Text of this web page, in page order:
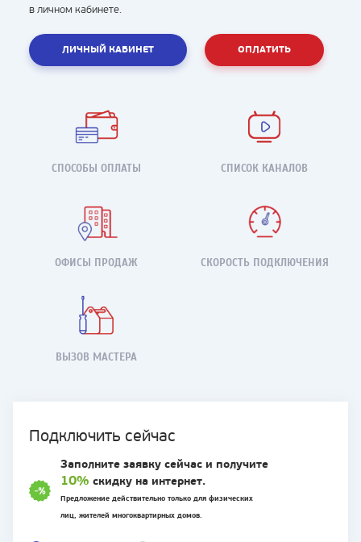
в личном кабинете.
ЛИЧНЫЙ КАБИНЕТ ОПЛАТИТЬ
СПОСОБЫ ОПЛАТЫ СПИСОК КАНАЛОВ
ОФИСЫ ПРОДАЖ СКОРОСТЬ ПОДКЛЮЧЕНИЯ
ВЫЗОВ МАСТЕРА
Подключить сейчас
Заполните заявку сейчас и получите
10% скидку на интернет.
Предложение действительно только для физических
лиц, жителей многоквартирных домов.